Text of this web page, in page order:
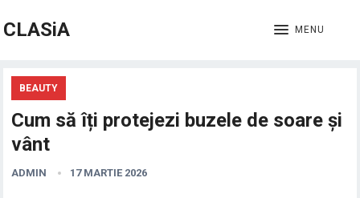
CLASiA MENU
BEAUTY
Cum să îți protejezi buzele de soare și
vânt
ADMIN 17 MARTIE 2026